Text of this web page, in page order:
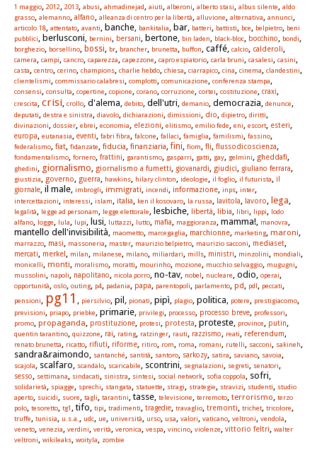
1 maggio, 2012, 2013, abusi, ahmadinejad, aiuti, alberoni, alberto stasi, albus silente, aldo
grasso, alemanno, alfano, alleanza di centro per la libertà, alluvione, alternativa, annunci,
articolo 18, attentato, avanti, banche, bankitalia, bar, batteri, battisti, bce, belpietro, beni
pubblici, berlusconi, bernini, bersani, bertone, bin laden, black-bloc, bocchino, bondi,
borghezio, borsellino, bossi, br, brancher, brunetta, buffon, caffé, calcio, calderoli,
camera, campi, cancro, caparezza, capezzone, capro espiatorio, carla bruni, casalesi, casini,
casta, centro, cerino, champions, charlie hebdo, chiesa, ciarrapico, cina, cinema, clandestini,
clientelismi, commissario calabresi, complotti, comunicazione, conferenza stampa,
consensi, consulta, copertine, copione, corano, corruzione, cortei, costituzione, craxi,
crescita, crisi, crollo, d'alema, debito, dell'utri, demanio, democrazia, denunce,
deputati, destra e sinistra, diavolo, dichiarazioni, dimissioni, dio, dipietro, diritti,
divinazioni, dossier, ebrei, economia, elezioni, elitismo, emilio fede, eni, escort, esteri,
europa, eutanasia, eventi, fabri fibra, falcone, fallaci, famiglia, familismi, fassino,
federalismo, fiat, fidanzate, fiducia, finanziaria,fini, fiom, fli, flussodicoscienza,
fondamentalismo, fornero, frattini, garantismo, gasparri, gatti, gay, gelmini, gheddafi,
ghedini, giornalismo, giornalismo a fumetti, giovanardi, giudici, giuliano ferrara,
giustizia, governo, guerra, hawkins, hilary clinton, ideologie, il foglio, il futurista, il
giornale, il male, imbrogli, immigrati, incendi, informazione, inps, inter,
intercettazioni, interessi, islam, italia, ken il kosovaro, la russa, lavitola, lavoro, lega,
legalità, legge ad personam, legge elettorale, lesbiche, libertà, libia, libri, lippi, lodo
alfano, logge, lula, lupi, lusi, luttazzi, lutto, mafia, maggioranza, mamma!, manovra,
mantello dell'invisibilità, maometto, marcegaglia, marchionne, marketing, maroni,
marrazzo, masi, massoneria, master, maurizio belpietro, maurizio sacconi, mediaset,
mercati, merkel, milan, milanese, milano, miliardari, mills, ministri, minzolini, mondiali,
monicelli, monti, moralismo, moratti, mourinho, mozione, mucchio selvaggio, mugugni,
mussolini, napoli, napolitano, nicola porro, no-tav, nobel, nucleare, odio, operai,
opportunità, oslo, outing, p4, padania, papa, parentopoli, parlamento, pd, pdl, peccati,
pensioni, pg11 , piersilvio, pil, pionati, pipì, plagio, politica, potere, prestigiacomo,
previsioni, priapo, priebke, primarie, privilegi, processo, processo breve, professori,
promo, propaganda, prostituzione, protesi, protesta, proteste, province, putin,
quentin tarantino, quizzone, rai, rating, ratzinger, rauti, razzismo, reati, referendum,
renato brunetta, ricatto, rifiuti, riforme, ritiro, rom, roma, romani, rutelli, sacconi, sakineh,
sandra&raimondo, santanché, santità, santoro, sarkozy, satira, saviano, savoia,
scajola, scalfaro, scandalo, scaricabile, scontrini, segnalazioni, segreti, senatori,
sesso, settimana, sindacati, sinistra, sintesi, social network, sofia coppola, sofri,
solidarietà, spiagge, sprechi, stangata, statuette, stragi, strategie, stravizi, studenti, studio
aperto, suicidi, suore, tagli, tarantini, tasse, televisione, terremoto, terrorismo, terzo
polo, tesoretto, tg1 , tifo, tipi, tradimenti, tragedie, travaglio, tremonti, trichet, tricolore,
truffe, tunisia, u.s.a. , udc, ue, università, urso, usa, valori, vaticano, veltroni, vendola,
veneto, venezia, verdini, verità, veronica, vespa, vincino, violenze, vittorio feltri, walter
veltroni, wikileaks, woityla, zombie